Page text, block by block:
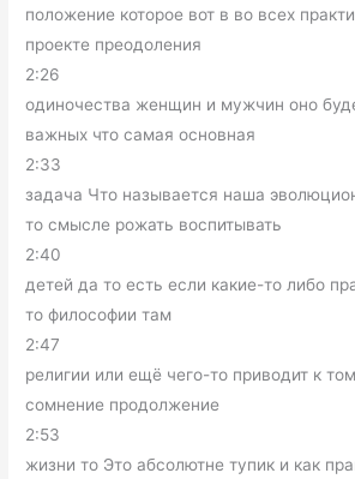
положение которое вот в во всех
проекте преодоления
2:26
одиночества женщин и мужчин оно
важных что самая основная
2:33
задача Что называется наша
то смысле рожать воспитывать
2:40
детей да то есть если какие-то либо
то философии там
2:47
религии или ещё чего-то приводит к
сомнение продолжение
2:53
жизни то Это абсолютне тупик и как